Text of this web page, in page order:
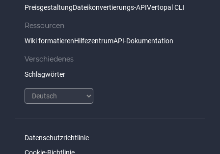
PreisgestaltungDateikonvertierungs-APIVertopal CLI
Ressourcen
Wiki formatierenHilfezentrumAPI-Dokumentation
Verschiedenes
Schlagwörter
Datenschutzrichtlinie